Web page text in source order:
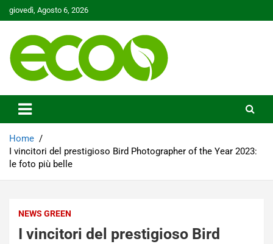
Skip
to
giovedì, Agosto 6, 2026
Ecoo.it
Home
I vincitori del prestigioso Bird Photographer of the Year 2023:
le foto più belle
NEWS GREEN
I vincitori del prestigioso Bird